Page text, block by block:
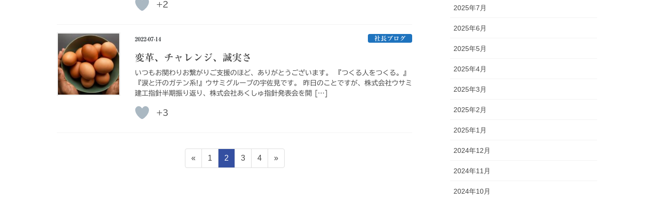
+2
2022-07-14 社長ブログ
変革、チャレンジ、誠実さ
いつもお関わりお繋がりご支援のほど、ありがとうございます。 『つくる人をつくる。』
『涙と汗のガテン系!』ウサミグループの宇佐見です。 昨日のことですが、株式会社ウサミ
建工指針半期振り返り、株式会社あくしゅ指針発表会を開 […]
+3
«
固
定
1
固
定
2
固
定
3
固
定
4 »
2025年7月
2025年6月
2025年5月
2025年4月
2025年3月
2025年2月
2025年1月
2024年12月
2024年11月
2024年10月